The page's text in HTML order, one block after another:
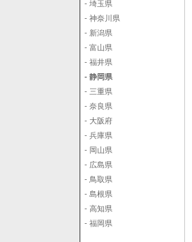
- 埼玉県
- 神奈川県
- 新潟県
- 富山県
- 福井県
- 静岡県
- 三重県
- 奈良県
- 大阪府
- 兵庫県
- 岡山県
- 広島県
- 鳥取県
- 島根県
- 高知県
- 福岡県